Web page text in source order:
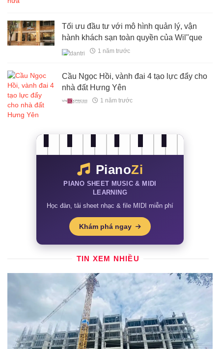
Tối ưu đầu tư với mô hình quản lý, vận
hành khách sạn toàn quyền của Wil"que
1 năm trước
Cầu Ngọc Hồi, vành đai 4 tạo lực đẩy cho
nhà đất Hưng Yên
1 năm trước
PianoZi
PIANO SHEET MUSIC & MIDI
LEARNING
Học đàn, tải sheet nhạc & file MIDI miễn phí
Khám phá ngay
TIN XEM NHIỀU